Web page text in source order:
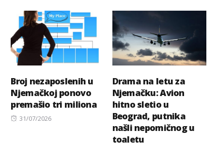
Broj nezaposlenih u
Njemačkoj ponovo
premašio tri miliona
Posted
31/07/2026
Drama na letu za
Njemačku: Avion
hitno sletio u
Beograd, putnika
našli nepomičnog u
toaletu